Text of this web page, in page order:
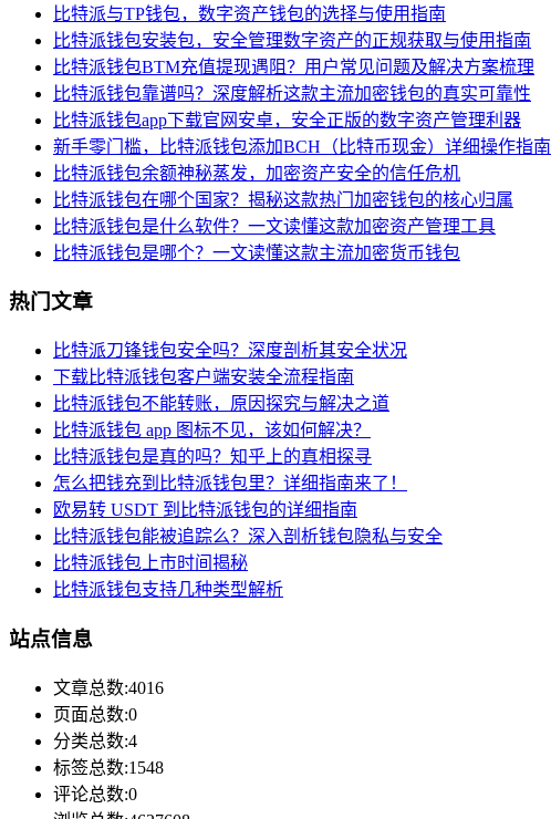
比特派与TP钱包，数字资产钱包的选择与使用指南
比特派钱包安装包，安全管理数字资产的正规获取与使用指南
比特派钱包BTM充值提现遇阻？用户常见问题及解决方案梳理
比特派钱包靠谱吗？深度解析这款主流加密钱包的真实可靠性
比特派钱包app下载官网安卓，安全正版的数字资产管理利器
新手零门槛，比特派钱包添加BCH（比特币现金）详细操作指南
比特派钱包余额神秘蒸发，加密资产安全的信任危机
比特派钱包在哪个国家？揭秘这款热门加密钱包的核心归属
比特派钱包是什么软件？一文读懂这款加密资产管理工具
比特派钱包是哪个？一文读懂这款主流加密货币钱包
热门文章
比特派刀锋钱包安全吗？深度剖析其安全状况
下载比特派钱包客户端安装全流程指南
比特派钱包不能转账，原因探究与解决之道
比特派钱包 app 图标不见，该如何解决？
比特派钱包是真的吗？知乎上的真相探寻
怎么把钱充到比特派钱包里？详细指南来了！
欧易转 USDT 到比特派钱包的详细指南
比特派钱包能被追踪么？深入剖析钱包隐私与安全
比特派钱包上市时间揭秘
比特派钱包支持几种类型解析
站点信息
文章总数:4016
页面总数:0
分类总数:4
标签总数:1548
评论总数:0